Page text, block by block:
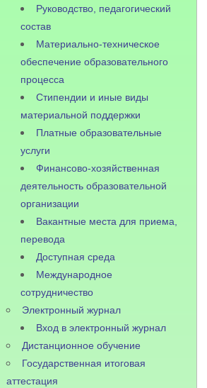
Руководство, педагогический
состав
Материально-техническое
обеспечение образовательного
процесса
Стипендии и иные виды
материальной поддержки
Платные образовательные
услуги
Финансово-хозяйственная
деятельность образовательной
организации
Вакантные места для приема,
перевода
Доступная среда
Международное
сотрудничество
Электронный журнал
Вход в электронный журнал
Дистанционное обучение
Государственная итоговая
аттестация